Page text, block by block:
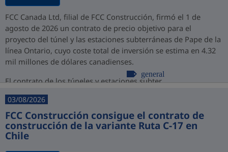
FCC Canada Ltd, filial de FCC Construcción, firmó el 1 de
agosto de 2026 un contrato de precio objetivo para el
proyecto del túnel y las estaciones subterráneas de Pape de la
línea Ontario, cuyo coste total de inversión se estima en 4.32
mil millones de dólares canadienses.
El contrato de los túneles y estaciones subter...
general
03/08/2026
FCC Construcción consigue el contrato de
construcción de la variante Ruta C-17 en
Chile